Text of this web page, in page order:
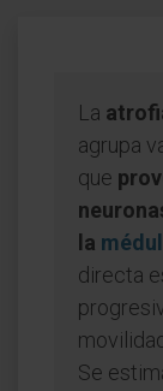
La
agrupa
que
la
directa
Se